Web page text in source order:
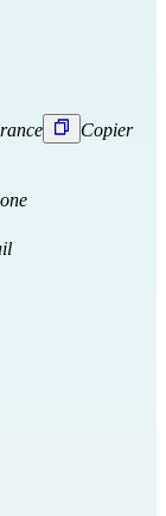
Copier